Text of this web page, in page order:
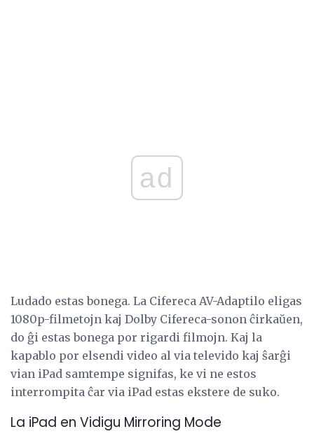
ad
Ludado estas bonega. La Cifereca AV-Adaptilo eligas
1080p-filmetojn kaj Dolby Cifereca-sonon ĉirkaŭen,
do ĝi estas bonega por rigardi filmojn. Kaj la
kapablo por elsendi video al via televido kaj ŝarĝi
vian iPad samtempe signifas, ke vi ne estos
interrompita ĉar via iPad estas ekstere de suko.
La iPad en Vidigu Mirroring Mode